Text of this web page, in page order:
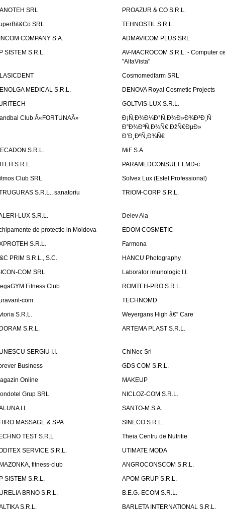
SRL
PROAZUR & CO S.R.L.
SRL
TEHNOSTIL S.R.L.
COMPANY S.A.
ADMAVICOM PLUS SRL
SISTEM S.R.L.
AV-MACROCOM S.R.L. - Computer
"AltaVista"
Cosmomedfarm SRL
MEDICAL S.R.L.
DENOVA Royal Cosmetic Projects
GOLTVIS-LUX S.R.L.
Club Â«FORTUNAÂ»
Ð¡Ñ‚Ð¾Ð¼Ð°Ñ‚Ð¾Ð»Ð¾Ð³Ð¸Ñ
Ð”Ð¾ÐºÑ‚Ð¾Ñ€ ÐžÑ€ÐµÐ»
Ð’Ð¸ÐºÑ‚Ð¾Ñ€
S.R.L.
MiF S.A.
S.R.L.
PARAMEDCONSULT LMD-c
Club SRL
Solvex Lux (Estel Professional)
S.R.L., sanatoriu
TRIOM-CORP S.R.L.
LUX S.R.L.
Delev Ala
de protectie in Moldova
EDOM COSMETIC
S.R.L.
Farmona
PRIM S.R.L., S.C.
HANCU Photography
COM SRL
Laborator imunologic I.I.
Fitness Club
ROMTEH-PRO S.R.L.
com
TECHNOMD
S.R.L.
Weyergans High â€“ Care
S.R.L.
ARTEMA PLAST S.R.L.
SERGIU I.I.
ChiNec Srl
Business
GDS COM S.R.L.
Online
MAKEUP
Grup SRL
NICLOZ-COM S.R.L.
I.I.
SANTO-M S.A.
MASSAGE & SPA
SINECO S.R.L.
TEST S.R.L
Theia Centru de Nutritie
SERVICE S.R.L.
UTIMATE MODA
fitness-club
ANGROCONSCOM S.R.L.
SISTEM S.R.L.
APOM GRUP S.R.L.
BRNO S.R.L.
B.E.G.-ECOM S.R.L.
S.R.L.
BARLETA INTERNATIONAL S.R.L.